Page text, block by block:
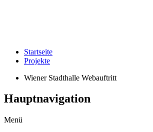
Startseite
Projekte
Wiener Stadthalle Webauftritt
Hauptnavigation
Menü